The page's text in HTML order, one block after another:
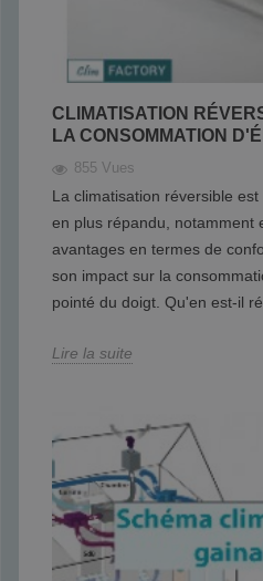
CLIMATISATION
LA CONSOMMATION
855 Vues
La climatisation réversible
en plus répandu, notamment
avantages en termes de
son impact sur la
pointé du doigt. Qu'en est-il
Lire la suite